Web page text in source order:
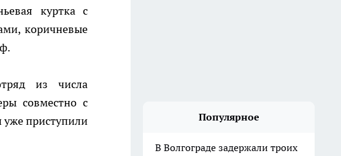
куртка с
коричневые
из числа
совместно с
приступили
Популярное
В Волгограде задержали троих